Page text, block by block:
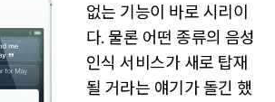
없는 기능이 바로 시리이
다. 물론 어떤 종류의 음성
인식 서비스가 새로 탑재
될 거라는 얘기가 돌긴 했